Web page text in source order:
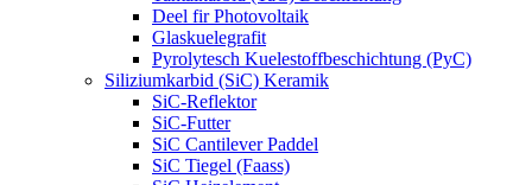
Deel fir Photovoltaik
Glaskuelegrafit
Pyrolytesch Kuelestoffbeschichtung (PyC)
Siliziumkarbid (SiC) Keramik
SiC-Reflektor
SiC-Futter
SiC Cantilever Paddel
SiC Tiegel (Faass)